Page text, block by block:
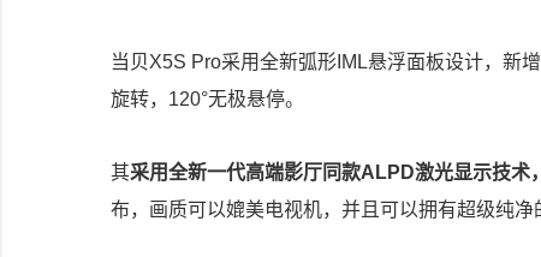
当贝X5S Pro采用全新弧形IML悬浮面板设计，新
旋转，120°无极悬停。
其采用全新一代高端影厅同款ALPD激光显示技术
布，画质可以媲美电视机，并且可以拥有超级纯净